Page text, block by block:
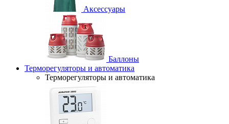
Аксессуары
Баллоны
Терморегуляторы и автоматика
Терморегуляторы и автоматика